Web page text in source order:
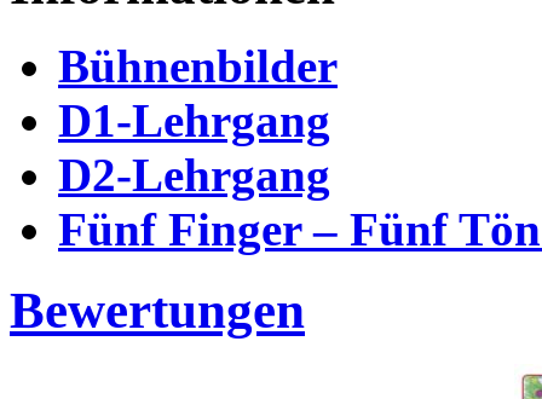
Bühnenbilder
D1-Lehrgang
D2-Lehrgang
Fünf Finger – Fünf
Bewertungen